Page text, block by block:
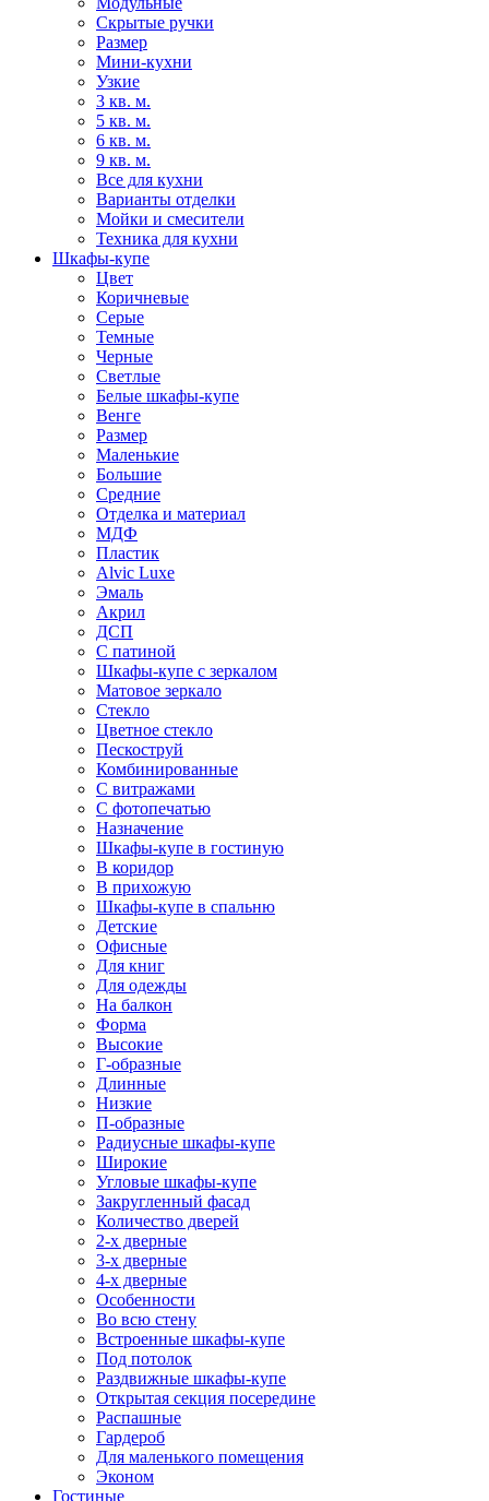
Скрытые ручки
Размер
Мини-кухни
Узкие
3 кв. м.
5 кв. м.
6 кв. м.
9 кв. м.
Все для кухни
Варианты отделки
Мойки и смесители
Техника для кухни
Шкафы-купе
Цвет
Коричневые
Серые
Темные
Черные
Светлые
Белые шкафы-купе
Венге
Размер
Маленькие
Большие
Средние
Отделка и материал
МДФ
Пластик
Alvic Luxe
Эмаль
Акрил
ДСП
С патиной
Шкафы-купе с зеркалом
Матовое зеркало
Стекло
Цветное стекло
Пескоструй
Комбинированные
С витражами
С фотопечатью
Назначение
Шкафы-купе в гостиную
В коридор
В прихожую
Шкафы-купе в спальню
Детские
Офисные
Для книг
Для одежды
На балкон
Форма
Высокие
Г-образные
Длинные
Низкие
П-образные
Радиусные шкафы-купе
Широкие
Угловые шкафы-купе
Закругленный фасад
Количество дверей
2-х дверные
3-х дверные
4-х дверные
Особенности
Во всю стену
Встроенные шкафы-купе
Под потолок
Раздвижные шкафы-купе
Открытая секция посередине
Распашные
Гардероб
Для маленького помещения
Эконом
Гостиные